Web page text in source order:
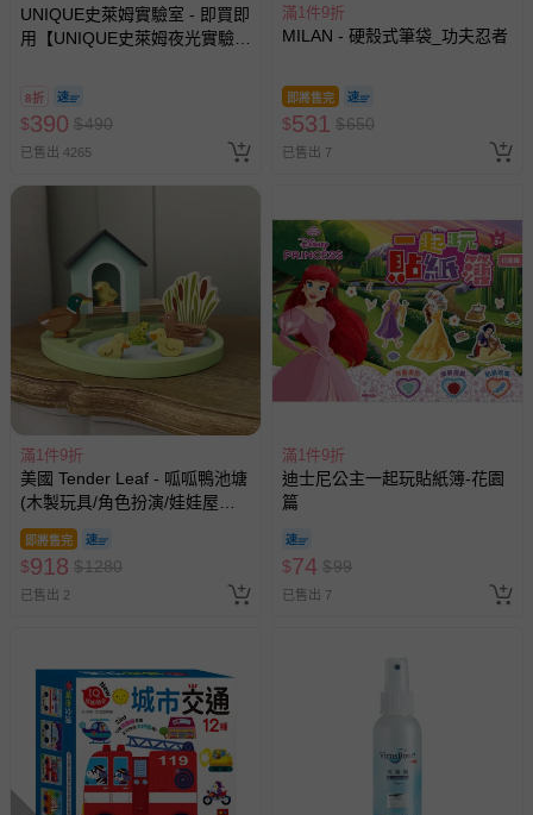
情形，您可申請更換新品或退貨，請見：
若您對於會員帳號、商品訂購與資訊、購物流程、付款方
問，你可詳見：
媽咪愛客服中心。
預購商品：預購為海外同步代購，遇缺貨即會通知媽咪並協
助取消退款事宜。
會主動以簡訊及mail通知訂單取消事宜，並將提供適當補
償。
UNIQUE史萊姆實驗室 - 即買即
用【UNIQUE史萊姆夜光實驗室
8/30 (電子票券，於展期現場憑
訂單編號兌換，逾期作廢) (大
人小孩均一價(3歲以上需購票))
8折
$390 $490
已售出 4265
滿1件9折
MILAN - 硬殼式筆袋_功夫忍者
即將售完
$531 $650
已售出 7
滿1件9折
美國 Tender Leaf - 呱呱鴨池塘
(木製玩具/角色扮演/娃娃屋配
件)
即將售完
$918 $1280
已售出 2
滿1件9折
迪士尼公主一起玩貼紙簿-花園
篇
$74 $99
已售出 7